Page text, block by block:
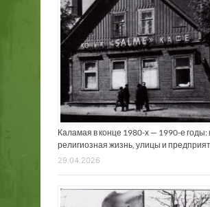
Каламая в конце 1980-х — 1990-е годы:
религиозная жизнь, улицы и
29.04.2026